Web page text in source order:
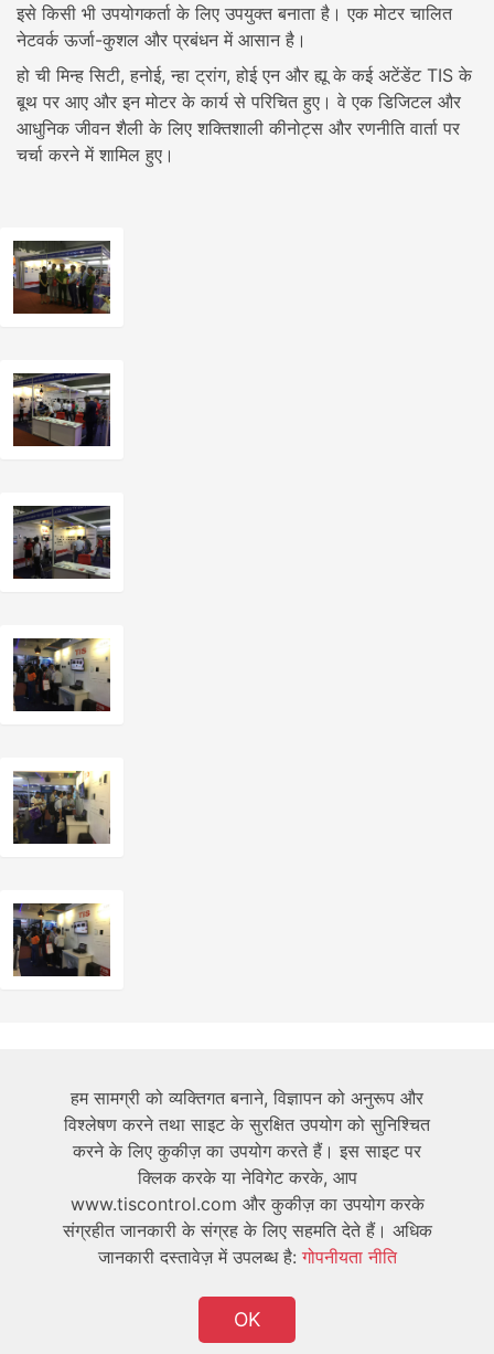
इसे किसी भी उपयोगकर्ता के लिए उपयुक्त बनाता है। एक मोटर चालित
नेटवर्क ऊर्जा-कुशल और प्रबंधन में आसान है।
हो ची मिन्ह सिटी, हनोई, न्हा ट्रांग, होई एन और ह्यू के कई अटेंडेंट TIS के
बूथ पर आए और इन मोटर के कार्य से परिचित हुए। वे एक डिजिटल और
आधुनिक जीवन शैली के लिए शक्तिशाली कीनोट्स और रणनीति वार्ता पर
चर्चा करने में शामिल हुए।
तकनीकी
उपयोगकर्ता
हम सामग्री को व्यक्तिगत बनाने, विज्ञापन को अनुरूप और
विश्लेषण करने तथा साइट के सुरक्षित उपयोग को सुनिश्चित
करने के लिए कुकीज़ का उपयोग करते हैं। इस साइट पर
क्लिक करके या नेविगेट करके, आप
www.tiscontrol.com और कुकीज़ का उपयोग करके
संग्रहीत जानकारी के संग्रह के लिए सहमति देते हैं। अधिक
जानकारी दस्तावेज़ में उपलब्ध है:गोपनीयता नीति
OK